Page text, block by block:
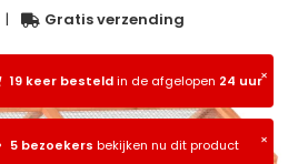
| Gratis verzending
×
19 keer besteldin de afgelopen 24 uur
×
5 bezoekers bekijken nu dit product